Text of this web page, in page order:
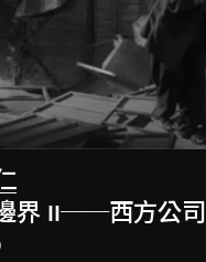
界 II──西方公司